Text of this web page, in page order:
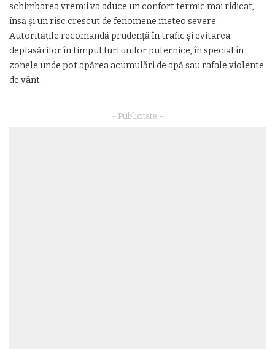
schimbarea vremii va aduce un confort termic mai ridicat,
însă și un risc crescut de fenomene meteo severe.
Autoritățile recomandă prudență în trafic și evitarea
deplasărilor în timpul furtunilor puternice, în special în
zonele unde pot apărea acumulări de apă sau rafale violente
de vânt.
– Publicitate –